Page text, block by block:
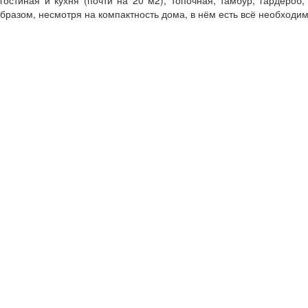
несмотря на компактность дома, в нём есть всё